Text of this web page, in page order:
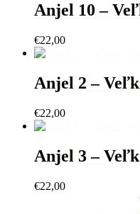
Anjel 10 –
€22,00
Anjel 2 –
€22,00
Anjel 3 –
€22,00